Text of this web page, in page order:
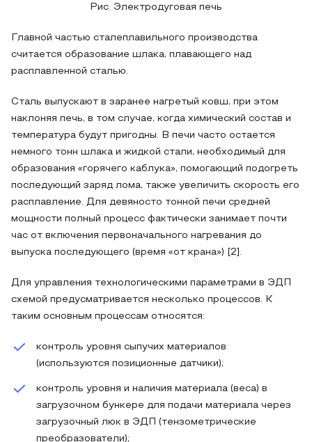
Рис. Электродуговая печь
Главной частью сталеплавильного производства
считается образование шлака, плавающего над
расплавленной сталью.
Сталь выпускают в заранее нагретый ковш, при этом
наклоняя печь, в том случае, когда химический состав и
температура будут пригодны. В печи часто остается
немного тонн шлака и жидкой стали, необходимый для
образования «горячего каблука», помогающий подогреть
последующий заряд лома, также увеличить скорость его
расплавление. Для девяносто тонной печи средней
мощности полный процесс фактически занимает почти
час от включения первоначального нагревания до
выпуска последующего (время «от крана») [2].
Для управления технологическими параметрами в ЭДП
схемой предусматривается несколько процессов. К
таким основным процессам относятся:
контроль уровня сыпучих материалов
(используются позиционные датчики);
контроль уровня и наличия материала (веса) в
загрузочном бункере для подачи материала через
загрузочный люк в ЭДП (тензометрические
преобразователи);